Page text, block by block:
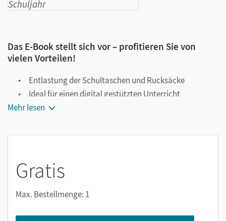
Das E-Book stellt sich vor – profitieren Sie von
vielen Vorteilen!
Entlastung der Schultaschen und Rucksäcke
Ideal für einen digital gestützten Unterricht
Notiz- und Markierungsmöglichkeit
Notizen erstellen
Markierungen setzen
Mehr lesen
Gratis
Max. Bestellmenge: 1